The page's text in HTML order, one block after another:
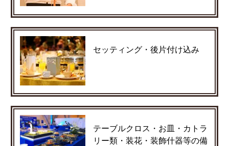
セッティング・後片付け込み
テーブルクロス・お皿・カトラ
リー類・装花・装飾什器等の備